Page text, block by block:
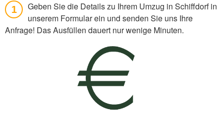
1
Geben Sie die Details zu Ihrem Umzug in Schiffdorf in
unserem Formular ein und senden Sie uns Ihre
Anfrage! Das Ausfüllen dauert nur wenige Minuten.